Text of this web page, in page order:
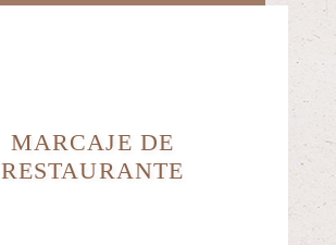
MARCAJE DE
RESTAURANTE